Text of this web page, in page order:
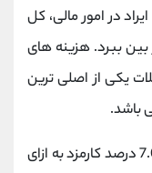
در امور مالی، کل
بین ببرد. هزینه های
یکی از اصلی ترین
باشد.
در سرتاسر جهان، میانگین هزینه حواله 7.01 درصد کارمزد به ازای